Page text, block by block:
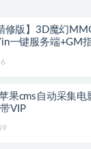
修版】3D魔幻
一键服务端+GM
果cms自动采集电
VIP